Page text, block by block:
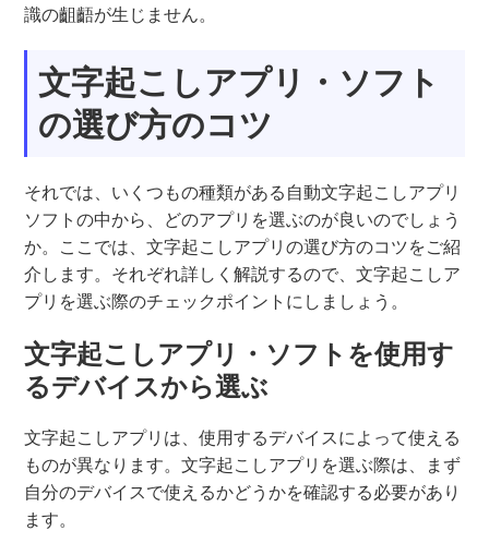
識の齟齬が生じません。
文字起こしアプリ・ソフト
の選び方のコツ
それでは、いくつもの種類がある自動文字起こしアプリ
ソフトの中から、どのアプリを選ぶのが良いのでしょう
か。ここでは、文字起こしアプリの選び方のコツをご紹
介します。それぞれ詳しく解説するので、文字起こしア
プリを選ぶ際のチェックポイントにしましょう。
文字起こしアプリ・ソフトを使用す
るデバイスから選ぶ
文字起こしアプリは、使用するデバイスによって使える
ものが異なります。文字起こしアプリを選ぶ際は、まず
自分のデバイスで使えるかどうかを確認する必要があり
ます。